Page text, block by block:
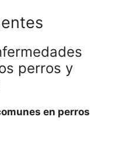
perros y
en perros